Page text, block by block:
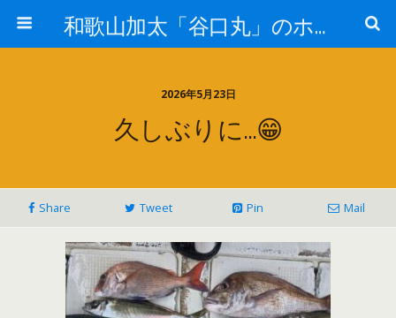
和歌山加太「谷口丸」のホームページ
2026年5月23日
久しぶりに…😁
Share Tweet Pin Mail